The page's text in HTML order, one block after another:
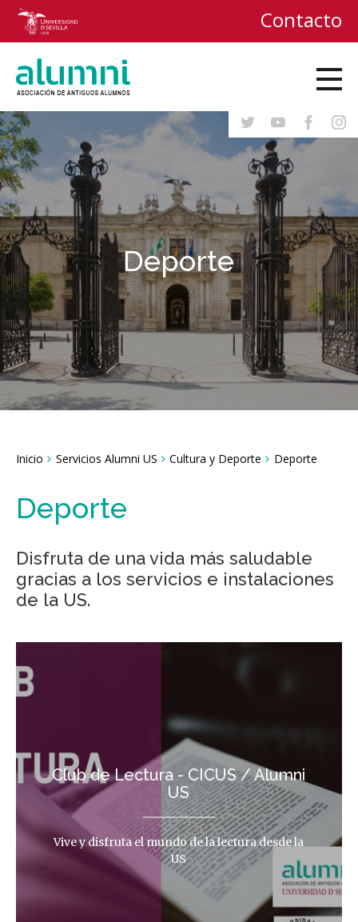
Contacto
Deporte
Breadcrumbs
You
Inicio Servicios Alumni US Cultura y Deporte Deporte
Deporte
Disfruta de una vida más saludable
gracias a los servicios e instalaciones
de la US.
Club de Lectura - CICUS / Alumni
US
Vive y disfruta el mundo de la lectura desde la
US